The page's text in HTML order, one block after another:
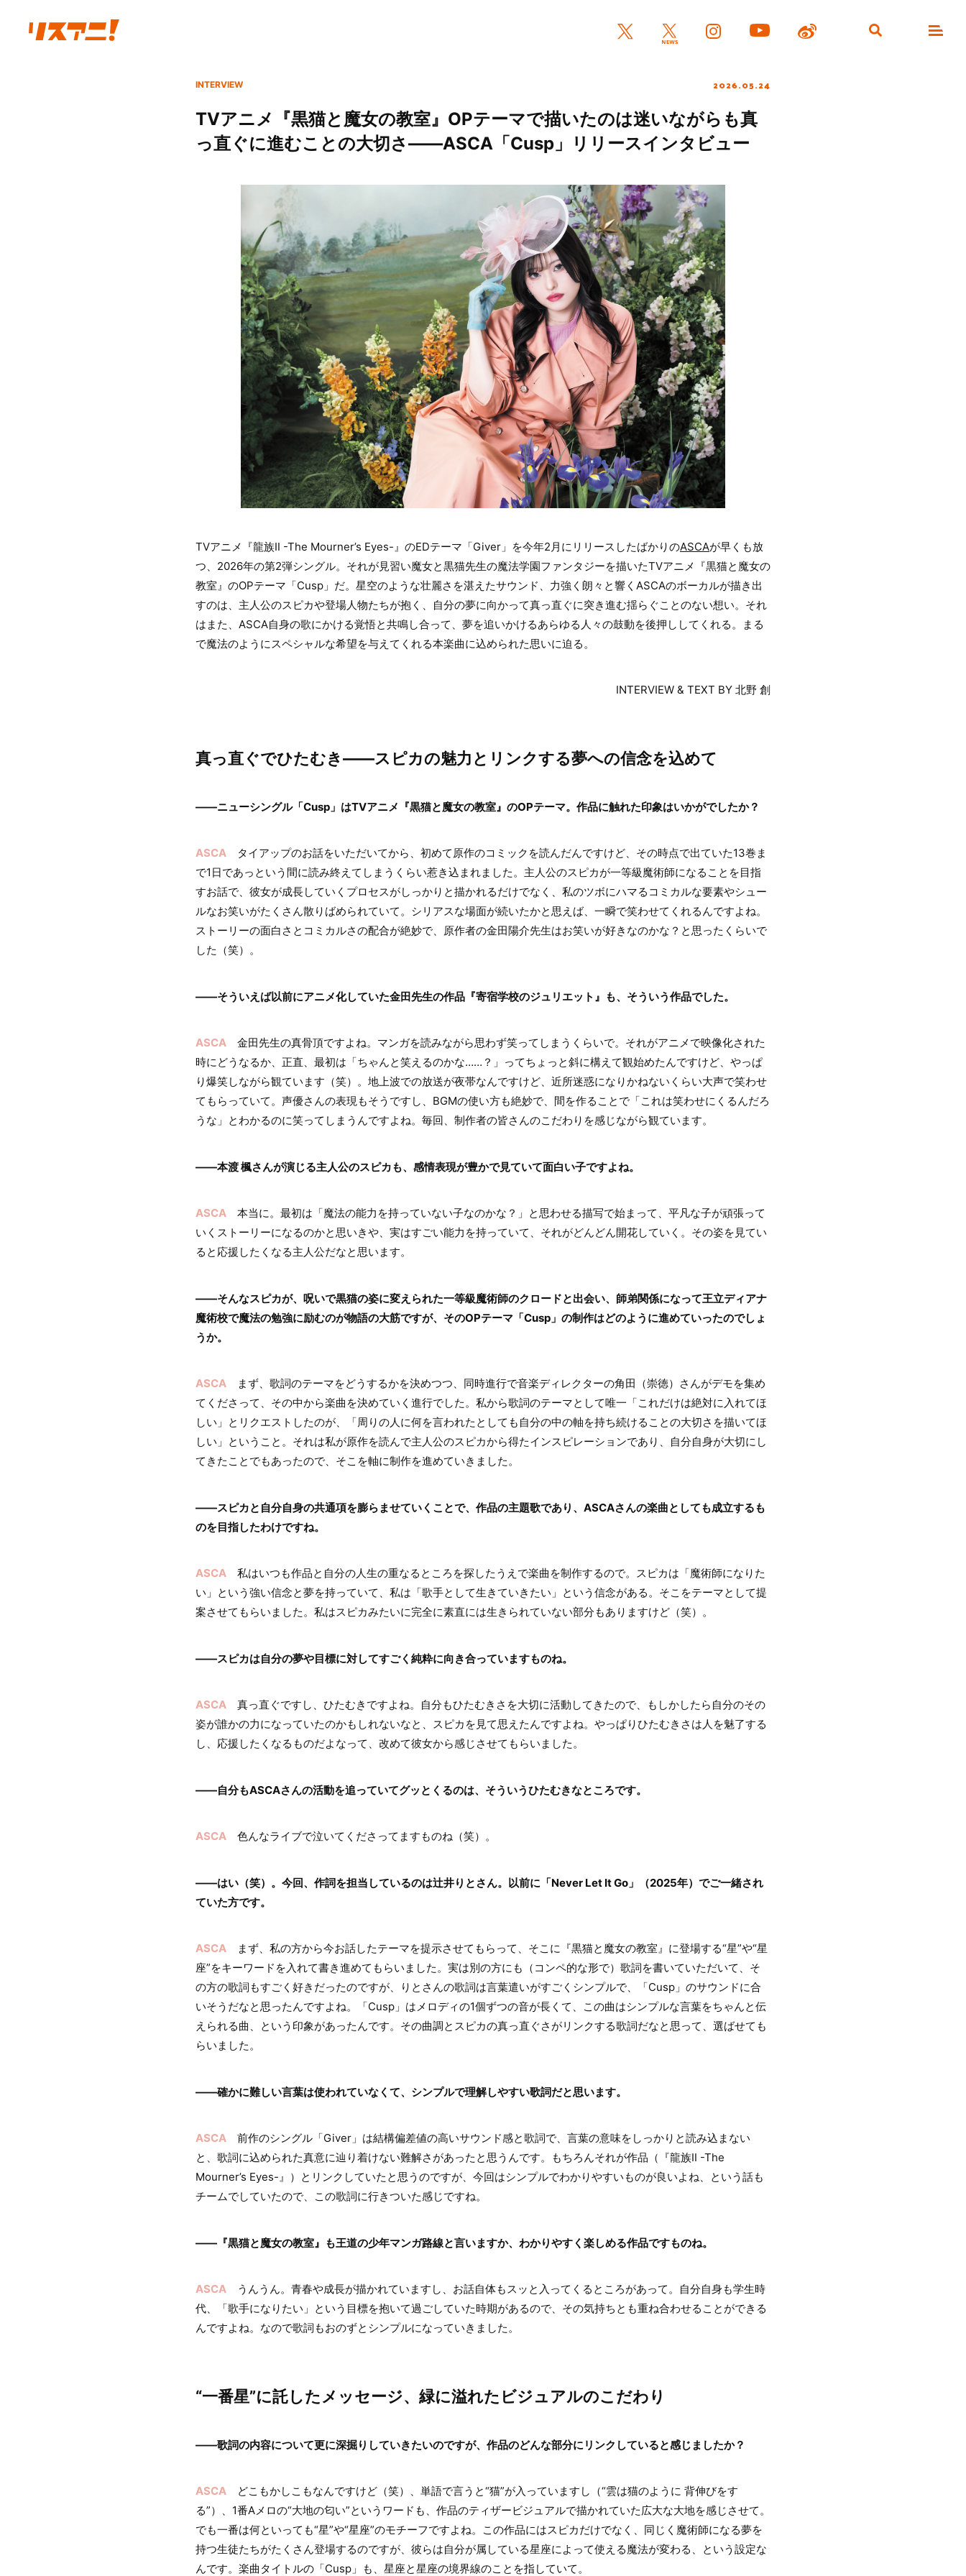
INTERVIEW 2026.05.24
TVアニメ『黒猫と魔女の教室』OPテーマで描いたのは迷いながらも真
っ直ぐに進むことの大切さ――ASCA「Cusp」リリースインタビュー
TVアニメ『龍族Ⅱ -The Mourner’s Eyes-』のEDテーマ「Giver」を今年2月にリリースしたばかりのASCAが早くも放
つ、2026年の第2弾シングル。それが見習い魔女と黒猫先生の魔法学園ファンタジーを描いたTVアニメ『黒猫と魔女の
教室』のOPテーマ「Cusp」だ。星空のような壮麗さを湛えたサウンド、力強く朗々と響くASCAのボーカルが描き出
すのは、主人公のスピカや登場人物たちが抱く、自分の夢に向かって真っ直ぐに突き進む揺らぐことのない想い。それ
はまた、ASCA自身の歌にかける覚悟と共鳴し合って、夢を追いかけるあらゆる人々の鼓動を後押ししてくれる。まる
で魔法のようにスペシャルな希望を与えてくれる本楽曲に込められた思いに迫る。
INTERVIEW & TEXT BY 北野 創
真っ直ぐでひたむき――スピカの魅力とリンクする夢への信念を込めて
――ニューシングル「Cusp」はTVアニメ『黒猫と魔女の教室』のOPテーマ。作品に触れた印象はいかがでしたか？
ASCA タイアップのお話をいただいてから、初めて原作のコミックを読んだんですけど、その時点で出ていた13巻ま
で1日であっという間に読み終えてしまうくらい惹き込まれました。主人公のスピカが一等級魔術師になることを目指
すお話で、彼女が成長していくプロセスがしっかりと描かれるだけでなく、私のツボにハマるコミカルな要素やシュー
ルなお笑いがたくさん散りばめられていて。シリアスな場面が続いたかと思えば、一瞬で笑わせてくれるんですよね。
ストーリーの面白さとコミカルさの配合が絶妙で、原作者の金田陽介先生はお笑いが好きなのかな？と思ったくらいで
した（笑）。
――そういえば以前にアニメ化していた金田先生の作品『寄宿学校のジュリエット』も、そういう作品でした。
ASCA 金田先生の真骨頂ですよね。マンガを読みながら思わず笑ってしまうくらいで。それがアニメで映像化された
時にどうなるか、正直、最初は「ちゃんと笑えるのかな……？」ってちょっと斜に構えて観始めたんですけど、やっぱ
り爆笑しながら観ています（笑）。地上波での放送が夜帯なんですけど、近所迷惑になりかねないくらい大声で笑わせ
てもらっていて。声優さんの表現もそうですし、BGMの使い方も絶妙で、間を作ることで「これは笑わせにくるんだろ
うな」とわかるのに笑ってしまうんですよね。毎回、制作者の皆さんのこだわりを感じながら観ています。
――本渡 楓さんが演じる主人公のスピカも、感情表現が豊かで見ていて面白い子ですよね。
ASCA 本当に。最初は「魔法の能力を持っていない子なのかな？」と思わせる描写で始まって、平凡な子が頑張って
いくストーリーになるのかと思いきや、実はすごい能力を持っていて、それがどんどん開花していく。その姿を見てい
ると応援したくなる主人公だなと思います。
――そんなスピカが、呪いで黒猫の姿に変えられた一等級魔術師のクロードと出会い、師弟関係になって王立ディアナ
魔術校で魔法の勉強に励むのが物語の大筋ですが、そのOPテーマ「Cusp」の制作はどのように進めていったのでしょ
うか。
ASCA まず、歌詞のテーマをどうするかを決めつつ、同時進行で音楽ディレクターの角田（崇徳）さんがデモを集め
てくださって、その中から楽曲を決めていく進行でした。私から歌詞のテーマとして唯一「これだけは絶対に入れてほ
しい」とリクエストしたのが、「周りの人に何を言われたとしても自分の中の軸を持ち続けることの大切さを描いてほ
しい」ということ。それは私が原作を読んで主人公のスピカから得たインスピレーションであり、自分自身が大切にし
てきたことでもあったので、そこを軸に制作を進めていきました。
――スピカと自分自身の共通項を膨らませていくことで、作品の主題歌であり、ASCAさんの楽曲としても成立するも
のを目指したわけですね。
ASCA 私はいつも作品と自分の人生の重なるところを探したうえで楽曲を制作するので。スピカは「魔術師になりた
い」という強い信念と夢を持っていて、私は「歌手として生きていきたい」という信念がある。そこをテーマとして提
案させてもらいました。私はスピカみたいに完全に素直には生きられていない部分もありますけど（笑）。
――スピカは自分の夢や目標に対してすごく純粋に向き合っていますものね。
ASCA 真っ直ぐですし、ひたむきですよね。自分もひたむきさを大切に活動してきたので、もしかしたら自分のその
姿が誰かの力になっていたのかもしれないなと、スピカを見て思えたんですよね。やっぱりひたむきさは人を魅了する
し、応援したくなるものだよなって、改めて彼女から感じさせてもらいました。
――自分もASCAさんの活動を追っていてグッとくるのは、そういうひたむきなところです。
ASCA 色んなライブで泣いてくださってますものね（笑）。
――はい（笑）。今回、作詞を担当しているのは辻井りとさん。以前に「Never Let It Go」（2025年）でご一緒され
ていた方です。
ASCA まず、私の方から今お話したテーマを提示させてもらって、そこに『黒猫と魔女の教室』に登場する“星”や“星
座”をキーワードを入れて書き進めてもらいました。実は別の方にも（コンペ的な形で）歌詞を書いていただいて、そ
の方の歌詞もすごく好きだったのですが、りとさんの歌詞は言葉遣いがすごくシンプルで、「Cusp」のサウンドに合
いそうだなと思ったんですよね。「Cusp」はメロディの1個ずつの音が長くて、この曲はシンプルな言葉をちゃんと伝
えられる曲、という印象があったんです。その曲調とスピカの真っ直ぐさがリンクする歌詞だなと思って、選ばせても
らいました。
――確かに難しい言葉は使われていなくて、シンプルで理解しやすい歌詞だと思います。
ASCA 前作のシングル「Giver」は結構偏差値の高いサウンド感と歌詞で、言葉の意味をしっかりと読み込まない
と、歌詞に込められた真意に辿り着けない難解さがあったと思うんです。もちろんそれが作品（『龍族Ⅱ -The
Mourner’s Eyes-』）とリンクしていたと思うのですが、今回はシンプルでわかりやすいものが良いよね、という話も
チームでしていたので、この歌詞に行きついた感じですね。
――『黒猫と魔女の教室』も王道の少年マンガ路線と言いますか、わかりやすく楽しめる作品ですものね。
ASCA うんうん。青春や成長が描かれていますし、お話自体もスッと入ってくるところがあって。自分自身も学生時
代、「歌手になりたい」という目標を抱いて過ごしていた時期があるので、その気持ちとも重ね合わせることができる
んですよね。なので歌詞もおのずとシンプルになっていきました。
“一番星”に託したメッセージ、緑に溢れたビジュアルのこだわり
――歌詞の内容について更に深掘りしていきたいのですが、作品のどんな部分にリンクしていると感じましたか？
ASCA どこもかしこもなんですけど（笑）、単語で言うと“猫”が入っていますし（“雲は猫のように 背伸びをす
る”）、1番Aメロの“大地の匂い”というワードも、作品のティザービジュアルで描かれていた広大な大地を感じさせて。
でも一番は何といっても“星”や“星座”のモチーフですよね。この作品にはスピカだけでなく、同じく魔術師になる夢を
持つ生徒たちがたくさん登場するのですが、彼らは自分が属している星座によって使える魔法が変わる、という設定な
んです。楽曲タイトルの「Cusp」も、星座と星座の境界線のことを指していて。